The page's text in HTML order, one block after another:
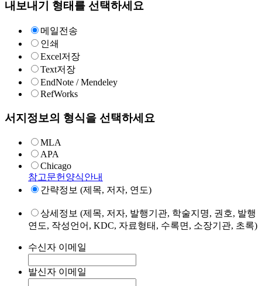
내보내기 형태를 선택하세요
메일전송
인쇄
Excel저장
Text저장
EndNote / Mendeley
RefWorks
서지정보의 형식을 선택하세요
MLA
APA
Chicago
참고문헌양식안내
간략정보 (제목, 저자, 연도)
상세정보 (제목, 저자, 발행기관, 학술지명, 권호, 발행
연도, 작성언어, KDC, 자료형태, 수록면, 소장기관, 초록)
수신자 이메일
발신자 이메일